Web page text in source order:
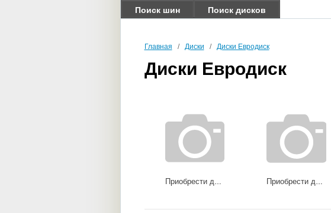
Поиск шин Поиск дисков
Главная / Диски / Диски Евродиск
Диски Евродиск
Приобрести диски 53E45H Приобрести диски 64A49A